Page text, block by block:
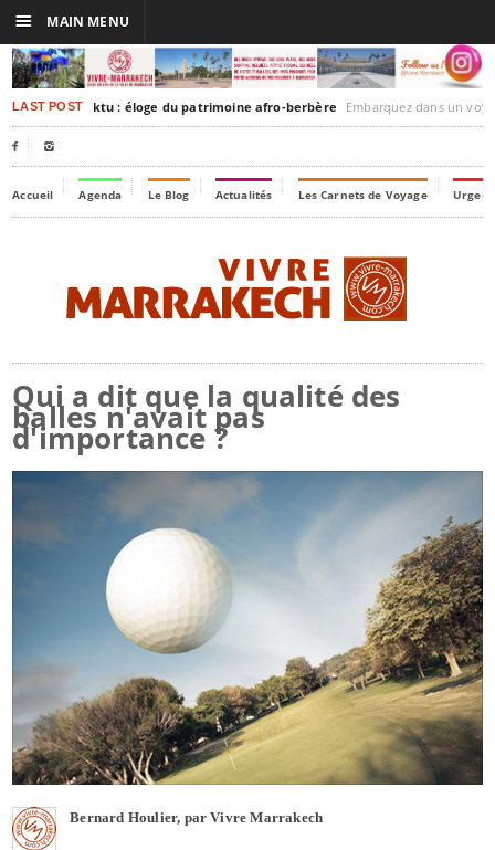
LAST POSTTimbuktu : éloge du patrimoine afro-berbère Embarquez dans un voyage culturel dans le
 
Accueil Agenda Le Blog Actualités Les Carnets de Voyage
Qui a dit que la qualité des
balles n'avait pas
d'importance ?
Bernard Houlier, par Vivre Marrakech
☰ MAIN MENU